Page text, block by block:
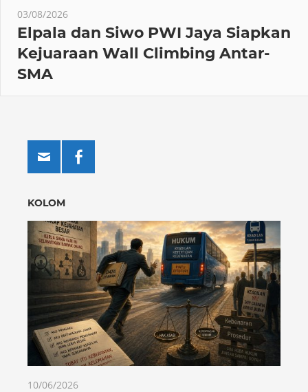
03/08/2026
Elpala dan Siwo PWI Jaya Siapkan
Kejuaraan Wall Climbing Antar-
SMA
KOLOM
10/06/2026